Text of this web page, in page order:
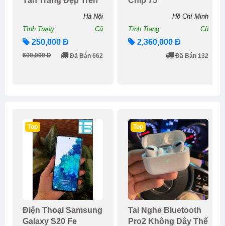
Hà Nội
Tình Trạng
Cũ
250,000 Đ
600,000 Đ Đã Bán 662
Hồ Chí Minh
Tình Trạng
Cũ
2,360,000 Đ
Đã Bán 132
Top
Điện Thoại Samsung
Galaxy S20 Fe
Top
Tai Nghe Bluetooth
Pro2 Không Dây Thế